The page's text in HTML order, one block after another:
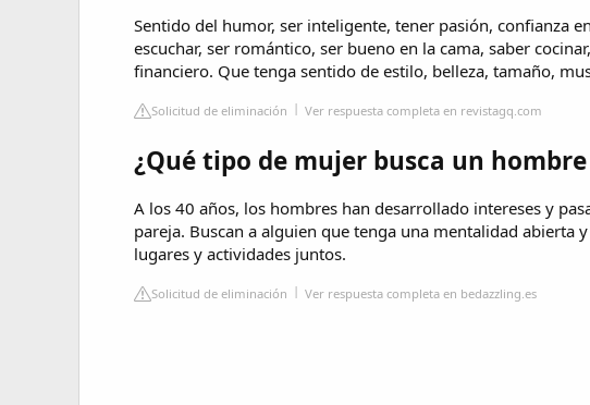
Sentido del humor, ser inteligente, tener pasión, confianza
escuchar, ser romántico, ser bueno en la cama, saber
financiero. Que tenga sentido de estilo, belleza, tamaño,
Solicitud de eliminación Ver respuesta completa en revistagq.com
¿Qué tipo de mujer busca un hombre
A los 40 años, los hombres han desarrollado intereses y
pareja. Buscan a alguien que tenga una mentalidad abierta
lugares y actividades juntos.
Solicitud de eliminación Ver respuesta completa en bedazzling.es